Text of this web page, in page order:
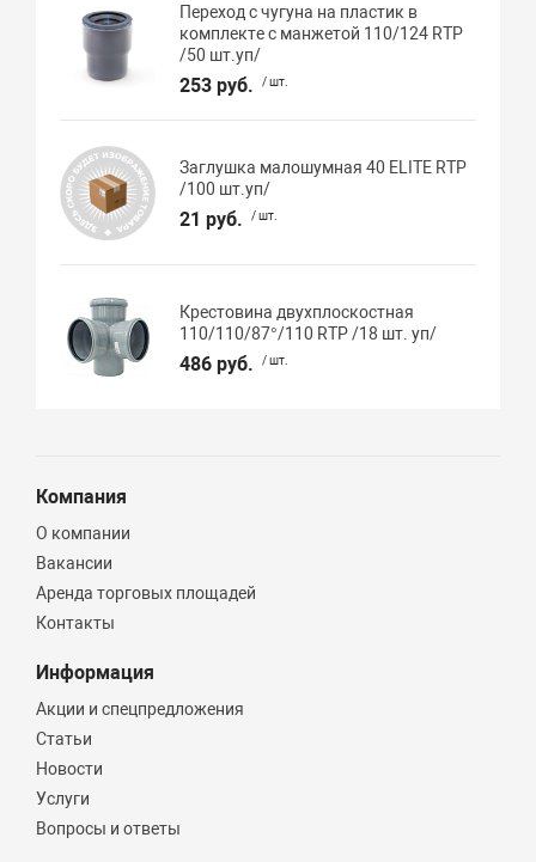
Переход с чугуна на пластик в
комплекте с манжетой 110/124 RTP
/50 шт.уп/
253 руб. / шт.
Заглушка малошумная 40 ELITE RTP
/100 шт.уп/
21 руб. / шт.
Крестовина двухплоскостная
110/110/87°/110 RTP /18 шт. уп/
486 руб. / шт.
Компания
О компании
Вакансии
Аренда торговых площадей
Контакты
Информация
Акции и спецпредложения
Статьи
Новости
Услуги
Вопросы и ответы